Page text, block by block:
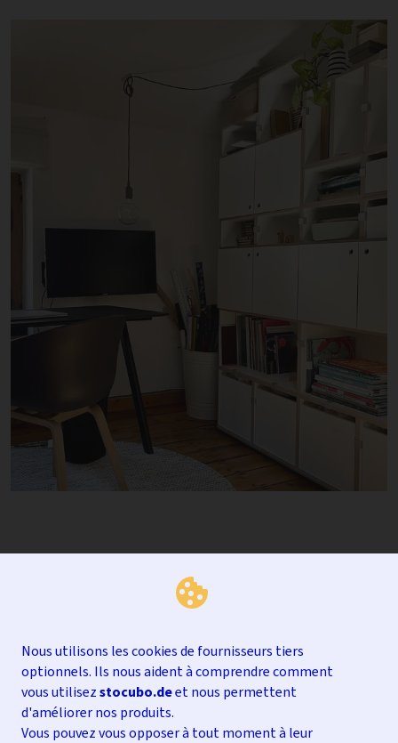
Nous utilisons les cookies de fournisseurs tiers
optionnels. Ils nous aident à comprendre comment
vous utilisezstocubo.deet nous permettent
d'améliorer nos produits.
Vous pouvez vous opposer à tout moment à leur